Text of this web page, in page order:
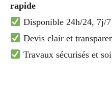
rapide
Disponible 24h/24, 7j/7
Devis clair et
Travaux sécurisés et